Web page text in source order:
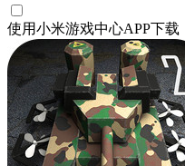
使用小米游戏中心APP下载